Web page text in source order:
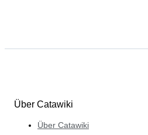
Über Catawiki
Über Catawiki